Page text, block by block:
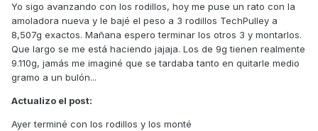
Yo sigo avanzando con los rodillos, hoy me puse un rato con la
amoladora nueva y le bajé el peso a 3 rodillos TechPulley a
8,507g exactos. Mañana espero terminar los otros 3 y montarlos.
Que largo se me está haciendo jajaja. Los de 9g tienen realmente
9.110g, jamás me imaginé que se tardaba tanto en quitarle medio
gramo a un bulón...
Actualizo el post:
Ayer terminé con los rodillos y los monté